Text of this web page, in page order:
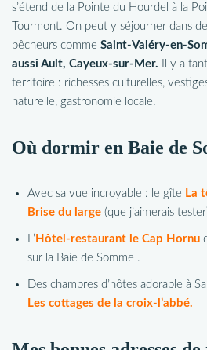
s’étend de la Pointe du Hourdel à la
Tourmont. On peut y séjourner dans
pêcheurs comme Saint-Valéry-en-
aussi Ault, Cayeux-sur-Mer. Il y a
territoire : richesses culturelles,
naturelle, gastronomie locale.
Où dormir en Baie de
Avec sa vue incroyable : le gîte La
Brise du large (que j’aimerais
L’ Hôtel-restaurant le Cap Hornu
sur la Baie de Somme .
Des chambres d’hôtes adorable à
Les cottages de la croix-l’abbé.